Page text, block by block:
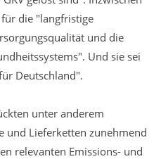
die "langfristige
und die
Und sie sei
Deutschland".
unter anderem
Lieferketten zunehmend
relevanten Emissions- und